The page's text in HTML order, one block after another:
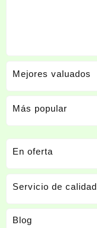
Mejores valuados
Más popular
En oferta
Servicio de calidad
Blog